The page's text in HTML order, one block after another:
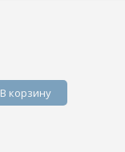
В корзину